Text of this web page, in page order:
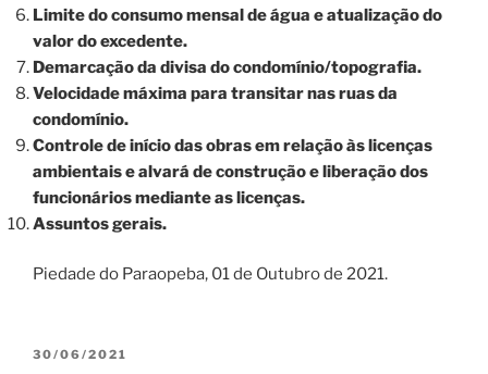
Limite do consumo mensal de água e atualização do
valor do excedente.
Demarcação da divisa do condomínio/topografia.
Velocidade máxima para transitar nas ruas da
condomínio.
Controle de início das obras em relação às licenças
ambientais e alvará de construção e liberação dos
funcionários mediante as licenças.
Assuntos gerais.
Piedade do Paraopeba, 01 de Outubro de 2021.
PUBLICADO
30/06/2021